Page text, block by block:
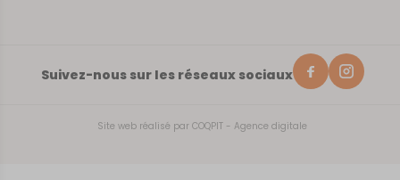
Suivez-nous sur les réseaux sociaux
Site web réalisé par COQPIT - Agence digitale